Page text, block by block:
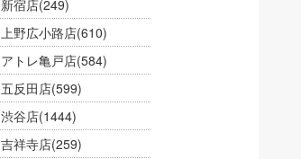
新宿店(249)
上野広小路店(610)
アトレ亀戸店(584)
五反田店(599)
渋谷店(1444)
吉祥寺店(259)